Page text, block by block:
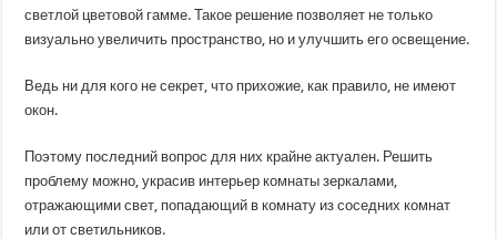
светлой цветовой гамме. Такое решение позволяет не только
визуально увеличить пространство, но и улучшить его освещение.
Ведь ни для кого не секрет, что прихожие, как правило, не имеют
окон.
Поэтому последний вопрос для них крайне актуален. Решить
проблему можно, украсив интерьер комнаты зеркалами,
отражающими свет, попадающий в комнату из соседних комнат
или от светильников.